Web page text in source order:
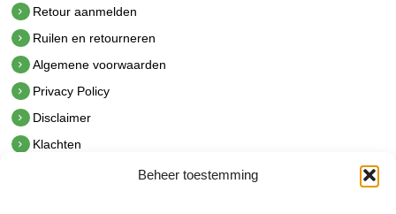
Beheer toestemming
Retour aanmelden
Ruilen en retourneren
Algemene voorwaarden
Privacy Policy
Disclaimer
Klachten